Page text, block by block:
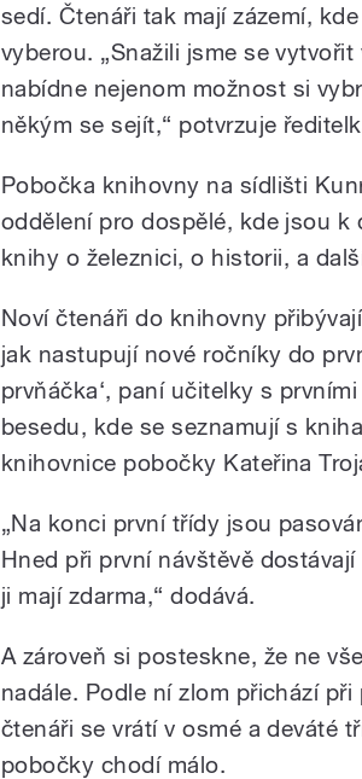
sedí. Čtenáři tak mají zázemí,
vyberou. „Snažili jsme se
nabídne nejenom možnost si
někým se sejít,“ potvrzuje
Pobočka knihovny na sídlišti
oddělení pro dospělé, kde jsou k
knihy o železnici, o historii, a
Noví čtenáři do knihovny
jak nastupují nové ročníky do
prvňáčka‘, paní učitelky s
besedu, kde se seznamují s
knihovnice pobočky Kateřina
„Na konci první třídy jsou
Hned při první návštěvě
ji mají zdarma,“ dodává.
A zároveň si posteskne, že ne
nadále. Podle ní zlom přichází
čtenáři se vrátí v osmé a deváté
pobočky chodí málo.